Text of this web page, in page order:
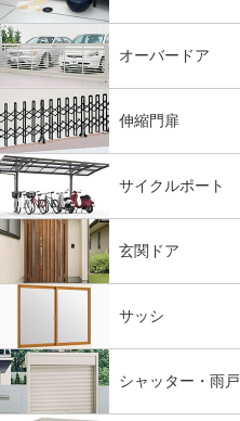
オーバードア
伸縮門扉
サイクルポート
玄関ドア
サッシ
シャッター・雨戸